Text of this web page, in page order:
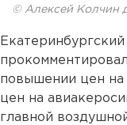
© Алексей Колчин
Екатеринбургский
повышении цен на
цен на
главной